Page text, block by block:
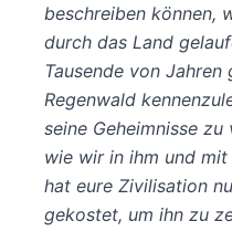
beschreiben können,
durch das Land
Tausende von
Regenwald
seine Geheimnisse
wie wir in ihm und
hat eure Zivilisation
gekostet, um ihn zu